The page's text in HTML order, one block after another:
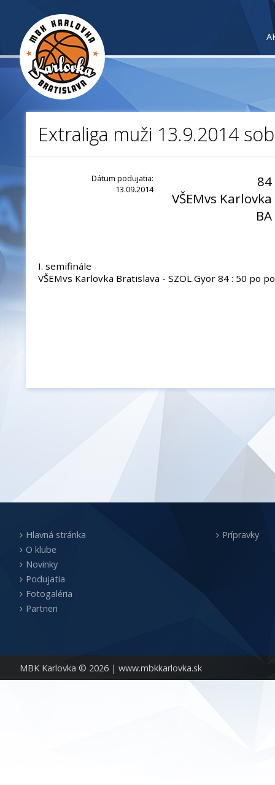
Extraliga muži 13.9.2014
Dátum podujatia:
13.09.2014
84
VŠEMvs Karlovka
BA
I. semifinále
VŠEMvs Karlovka Bratislava - SZOL Gyor 84 : 50 po
MBK Karlovka © 2026 | www.mbkkarlovka.sk
Hlavná stránka
O klube
Novinky
Podujatia
Fotogaléria
Partneri
Prípravky